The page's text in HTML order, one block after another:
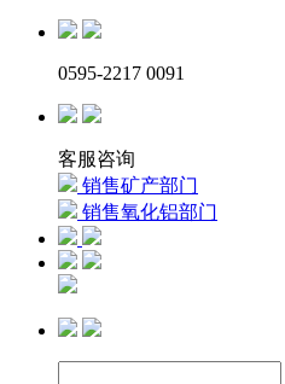
0595-2217 0091
客服咨询
销售矿产部门
销售氧化铝部门